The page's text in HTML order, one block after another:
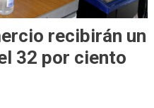
recibirán un
32 por ciento